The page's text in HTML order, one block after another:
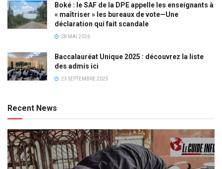
Boké : le SAF de la DPE appelle les enseignants à
« maîtriser » les bureaux de vote—Une
déclaration qui fait scandale
28 MAI 2026
Baccalauréat Unique 2025 : découvrez la liste
des admis ici
23 SEPTEMBRE 2025
Recent News